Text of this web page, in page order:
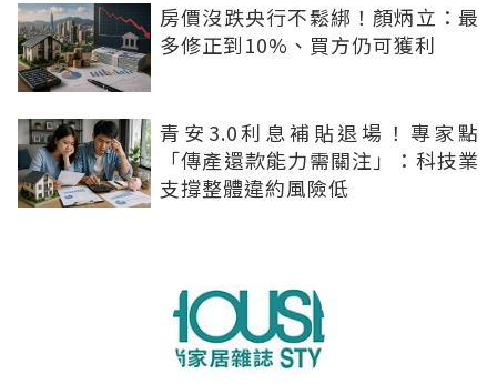
房價沒跌央行不鬆綁！顏炳立：最
多修正到10%、買方仍可獲利
青安3.0利息補貼退場！專家點
「傳產還款能力需關注」：科技業
支撐整體違約風險低